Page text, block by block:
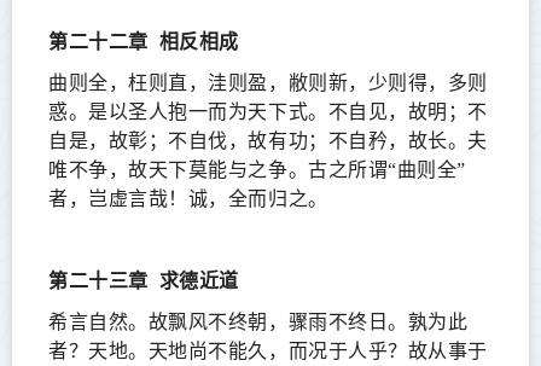
第二十二章 相反相成
曲则全，枉则直，洼则盈，敝则新，少则得，多则
惑。是以圣人抱一而为天下式。不自见，故明；不
自是，故彰；不自伐，故有功；不自矜，故长。夫
唯不争，故天下莫能与之争。古之所谓“曲则全”
者，岂虚言哉！诚，全而归之。
第二十三章 求德近道
希言自然。故飘风不终朝，骤雨不终日。孰为此
者？天地。天地尚不能久，而况于人乎？故从事于